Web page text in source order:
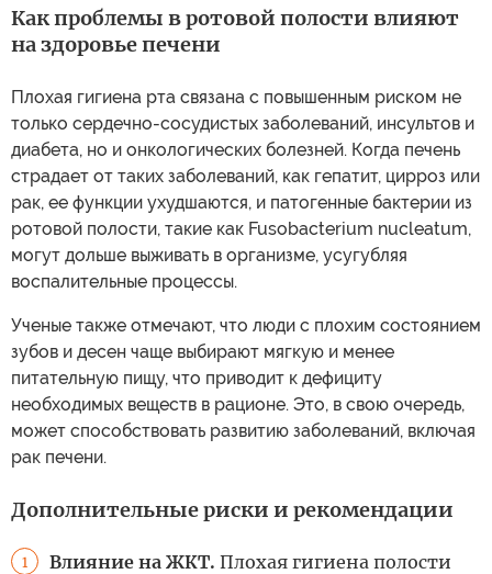
Как проблемы в ротовой полости влияют
на здоровье печени
Плохая гигиена рта связана с повышенным риском не
только сердечно-сосудистых заболеваний, инсультов и
диабета, но и онкологических болезней. Когда печень
страдает от таких заболеваний, как гепатит, цирроз или
рак, ее функции ухудшаются, и патогенные бактерии из
ротовой полости, такие как Fusobacterium nucleatum,
могут дольше выживать в организме, усугубляя
воспалительные процессы.
Ученые также отмечают, что люди с плохим состоянием
зубов и десен чаще выбирают мягкую и менее
питательную пищу, что приводит к дефициту
необходимых веществ в рационе. Это, в свою очередь,
может способствовать развитию заболеваний, включая
рак печени.
Дополнительные риски и рекомендации
1 Влияние на ЖКТ. Плохая гигиена полости